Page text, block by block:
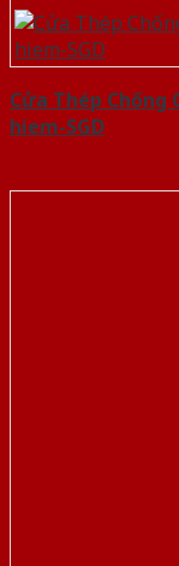
Cửa Thép
hiem-SGD